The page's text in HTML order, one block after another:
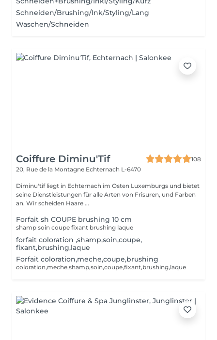
Schneiden/Brushing/Ink/Styling/Lang
Waschen/Schneiden
Coiffure Diminu'Tif
108
20, Rue de la Montagne Echternach L-6470
Diminu'tif liegt in Echternach im Osten Luxemburgs und bietet
seine Dienstleistungen für alle Arten von Frisuren, und Farben
an. Wir scheiden Haare ...
Forfait sh COUPE brushing 10 cm
shamp soin coupe fixant brushing laque
forfait coloration ,shamp,soin,coupe,
fixant,brushing,laque
Forfait coloration,meche,coupe,brushing
coloration,meche,shamp,soin,coupe,fixant,brushing,laque